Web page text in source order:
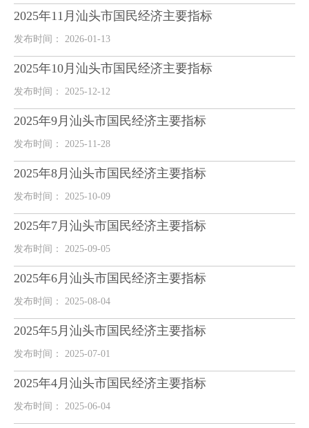
2025年11月汕头市国民经济主要指标
发布时间： 2026-01-13
2025年10月汕头市国民经济主要指标
发布时间： 2025-12-12
2025年9月汕头市国民经济主要指标
发布时间： 2025-11-28
2025年8月汕头市国民经济主要指标
发布时间： 2025-10-09
2025年7月汕头市国民经济主要指标
发布时间： 2025-09-05
2025年6月汕头市国民经济主要指标
发布时间： 2025-08-04
2025年5月汕头市国民经济主要指标
发布时间： 2025-07-01
2025年4月汕头市国民经济主要指标
发布时间： 2025-06-04